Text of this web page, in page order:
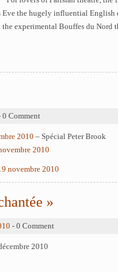
Eve the hugely influential English
experimental Bouffes du Nord
0 Comment
2010 – Spécial Peter Brook
2010
novembre 2010
»
- 0 Comment
2010